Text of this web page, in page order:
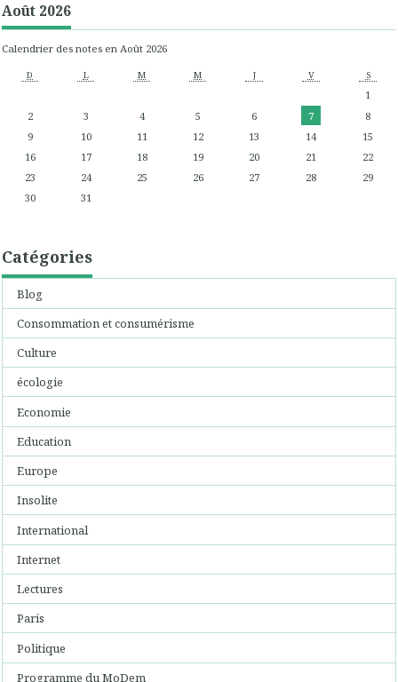
Août 2026
Calendrier des notes en Août 2026
D L M M J V S
1
2
3 4 5 6 7
8
9
10 11 12 13 14
15
16
17 18 19 20 21
22
23
24 25 26 27 28
29
30
31
Catégories
Blog
Consommation et consumérisme
Culture
écologie
Economie
Education
Europe
Insolite
International
Internet
Lectures
Paris
Politique
Programme du MoDem